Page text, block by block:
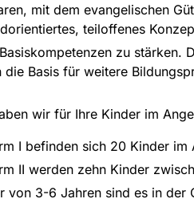
mit dem evangelischen
teiloffenes
zu stärken.
die Basis für weitere
wir für Ihre Kinder im
I befinden sich 20 Kinder
II werden zehn Kinder
von 3-6 Jahren sind es in der